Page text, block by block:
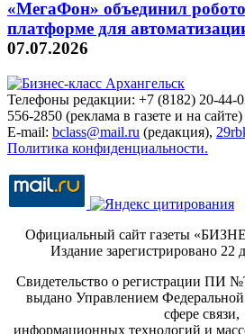
«МегаФон» объединил
платформе для
07.07.2026
Телефоны редакции: +7 (8182) 20-44-
556-2850 (реклама в газете и на сайте)
E-mail: bclass@mail.ru (редакция),
Политика конфиденциальности.
Официальный сайт газеты
Издание зарегистрировано 22
Свидетельство о регистрации ПИ
выдано Управлением
сфере связи,
информационных технологий и